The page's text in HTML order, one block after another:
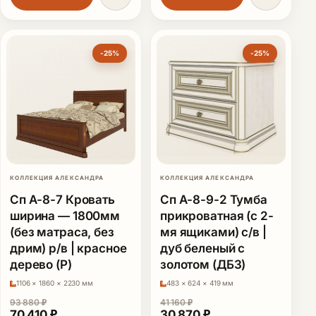
-25%
КОЛЛЕКЦИЯ АЛЕКСАНДРА
Сп А-8-7 Кровать
ширина — 1800мм
(без матраса, без
дрим) р/в | красное
дерево (Р)
1106 × 1860 × 2230 мм
93 880₽
-25%
КОЛЛЕКЦИЯ АЛЕКСАНДРА
Сп А-8-9-2 Тумба
прикроватная (с 2-
мя ящиками) с/в |
дуб беленый с
золотом (ДБЗ)
483 × 624 × 419 мм
41 160₽